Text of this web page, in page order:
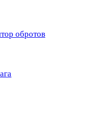
обротов